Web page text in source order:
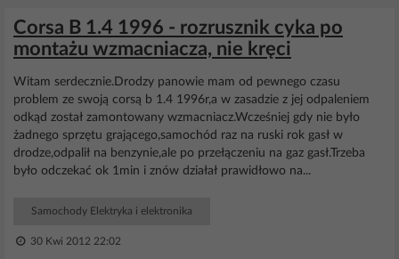
Corsa B 1.4 1996 - rozrusznik cyka po
montażu wzmacniacza, nie kręci
Witam serdecznie.Drodzy panowie mam od pewnego czasu
problem ze swoją corsą b 1.4 1996r,a w zasadzie z jej odpaleniem
odkąd został zamontowany wzmacniacz.Wcześniej gdy nie było
żadnego sprzętu grającego,samochód raz na ruski rok gasł w
drodze,odpalił na benzynie,ale po przełączeniu na gaz gasł.Trzeba
było odczekać ok 1min i znów działał prawidłowo na...
Samochody Elektryka i elektronika
30 Kwi 2012 22:02